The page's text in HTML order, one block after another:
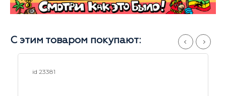
С этим товаром покупают:
id 22620